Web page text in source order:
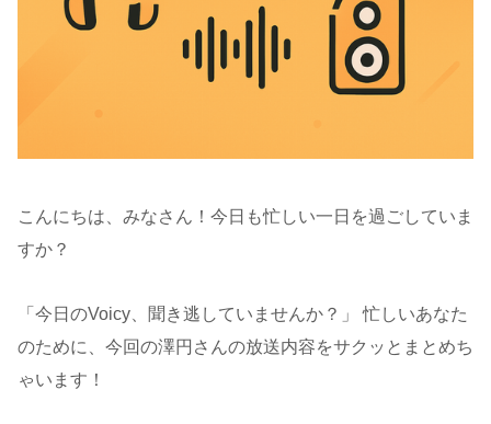
こんにちは、みなさん！今日も忙しい一日を過ごしていま
すか？
「今日のVoicy、聞き逃していませんか？」 忙しいあなた
のために、今回の澤円さんの放送内容をサクッとまとめち
ゃいます！